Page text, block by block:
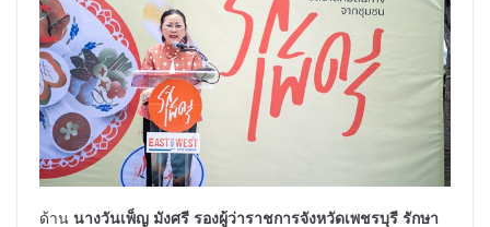
ด้าน นางวันเพ็ญ มังศรี รองผู้ว่าราชการจังหวัดเพชรบุรี รักษา